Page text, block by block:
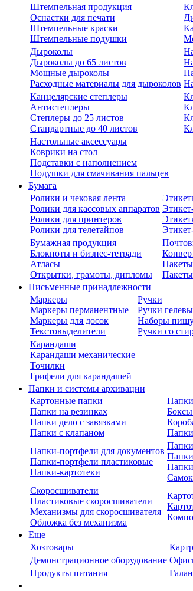
Штемпельная продукция
Оснастки для печати
Штемпельные краски
Штемпельные подушки
Дыроколы
Дыроколы до 65 листов
Мощные дыроколы
Расходные материалы для дыроколов
Канцелярские степлеры
Антистеплеры
Степлеры до 25 листов
Стандартные до 40 листов
Настольные аксессуары
Коврики на стол
Подставки с наполнением
Подушки для смачивания пальцев
Бумага
Ролики и чековая лента
Ролики для кассовых аппаратов
Ролики для принтеров
Ролики для телетайпов
Бумажная продукция
Блокноты и бизнес-тетради
Атласы
Открытки, грамоты, дипломы
Письменные принадлежности
Маркеры
Маркеры перманентные
Маркеры для досок
Текстовыделители
Ручки
Ручки
Наборы
Ручки со
Карандаши
Карандаши механические
Точилки
Грифели для карандашей
Папки и системы архивации
Картонные папки
Папки на резинках
Папки дело с завязками
Папки с клапаном
Папки
Папки-портфели для документов
Папки-портфели пластиковые
Папки-картотеки
Скоросшиватели
Пластиковые скоросшиватели
Механизмы для скоросшивателя
Обложка без механизма
Еще
Хозтовары
Демонстрационное оборудование
Продукты питания